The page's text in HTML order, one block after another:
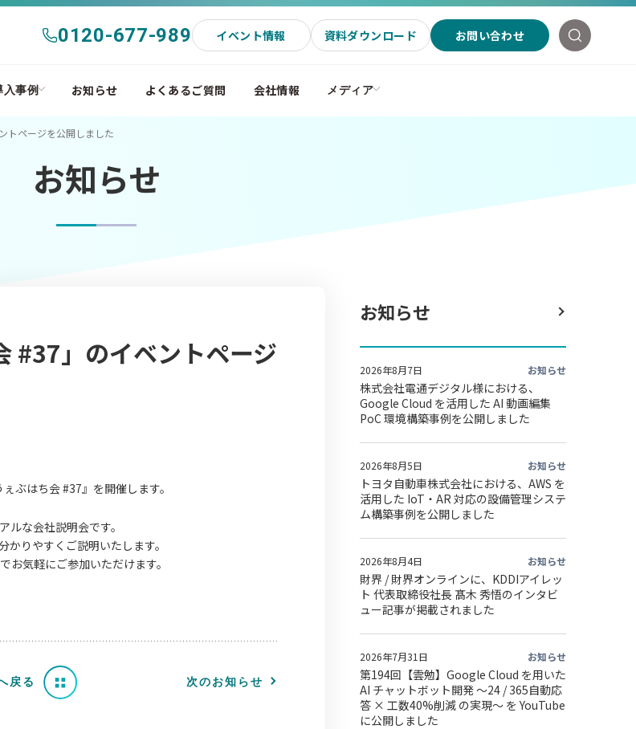
0120-677-989 イベント情報 資料ダウンロード お問い合わせ
入事例 お知らせ よくあるご質問 会社情報 メディア
トページを公開しました
お知らせ
#37」のイベントページ
ぶはち会 #37』を開催します。
ルな会社説明会です。
りやすくご説明いたします。
お気軽にご参加いただけます。
戻る 次のお知らせ
お知らせ
2026年8月7日 お知らせ
株式会社電通デジタル様における、
Google Cloud を活用した AI 動画編集
PoC 環境構築事例を公開しました
2026年8月5日 お知らせ
トヨタ自動車株式会社における、AWS を
活用した IoT・AR 対応の設備管理システ
ム構築事例を公開しました
2026年8月4日 お知らせ
財界 / 財界オンラインに、KDDIアイレッ
ト 代表取締役社長 髙木 秀悟のインタビ
ュー記事が掲載されました
2026年7月31日 お知らせ
第194回【雲勉】Google Cloud を用いた
AI チャットボット開発 〜24 / 365自動応
答 × 工数40%削減 の実現〜 を YouTube
に公開しました